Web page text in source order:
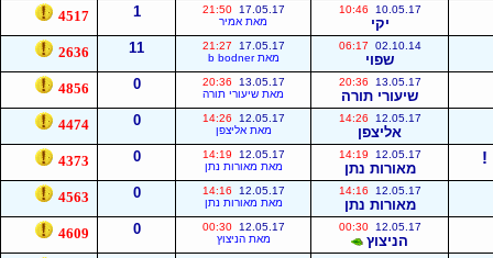
10.05.17
10:46
יקי
17.05.17
21:50
מאת אמיר
1
4517
02.10.14
06:17
שפוי
17.05.17
21:27
מאת b bodner
11
2636
13.05.17
20:36
שיעורי תורה
13.05.17
20:36
מאת שיעורי תורה
0
4856
12.05.17
14:26
אליצפן
12.05.17
14:26
מאת אליצפן
0
4474
!
12.05.17
14:19
מאורות נתן
12.05.17
14:19
מאת מאורות נתן
0
4373
12.05.17
14:16
מאורות נתן
12.05.17
14:16
מאת מאורות נתן
0
4563
12.05.17
00:30
הניצוץ
12.05.17
00:30
מאת הניצוץ
0
4609